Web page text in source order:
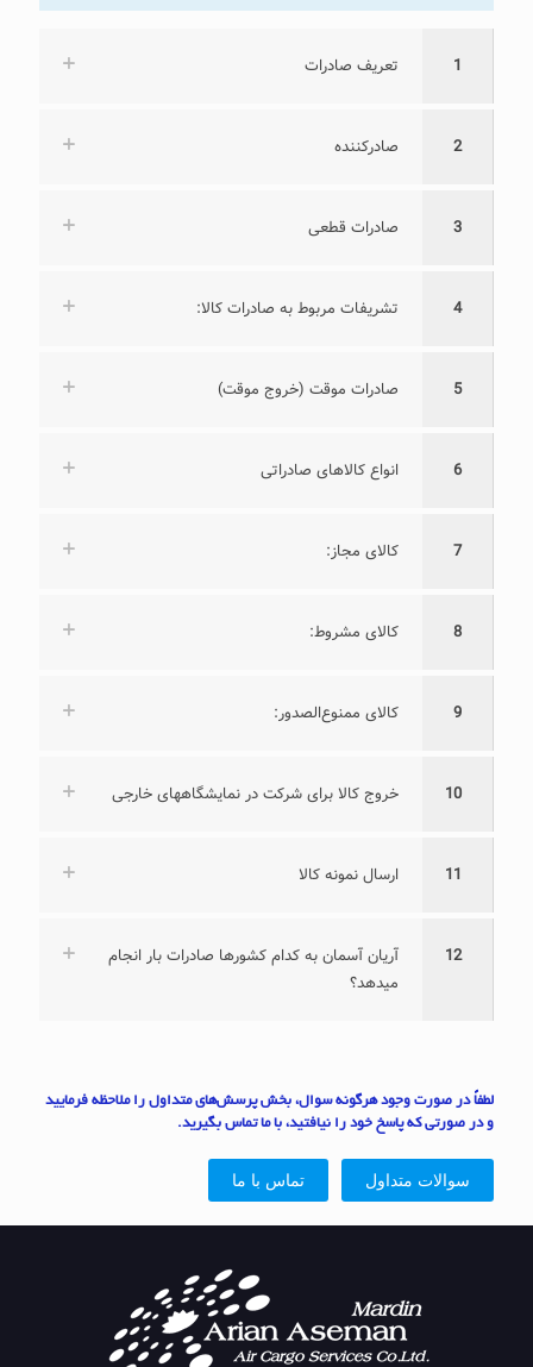
1 تعریف صادرات
2 صادرکننده
3 صادرات قطعی
4 تشریفات مربوط به صادرات کالا:
5 صادرات موقت (خروج موقت)
6 انواع کالاهای صادراتی
7 کالای مجاز:
8 کالای مشروط:
9 کالای ممنوع‌الصدور:
10 خروج کالا برای شرکت در نمایشگاههای خارجی
11 ارسال نمونه کالا
12
آریان آسمان به کدام کشورها صادرات بار انجام
میدهد؟
لطفاً در صورت وجود هرگونه سوال، بخش پرسش‌‏های متداول را ملاحظه فرمایید
و در صورتی که پاسخ خود را نیافتید، با ما تماس بگیرید.
سوالات متداول تماس با ما